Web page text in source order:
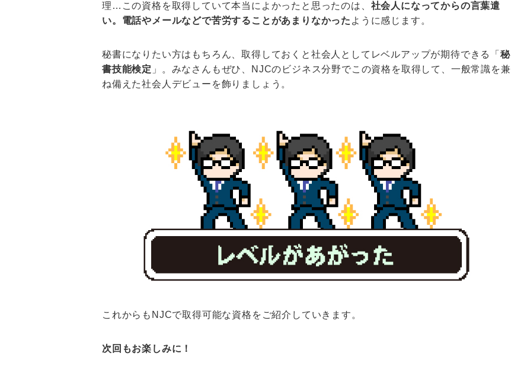
理…この資格を取得していて本当によかったと思ったのは、 社会人になってからの言葉遣
い。電話やメールなどで苦労することがあまりなかった ように感じます。
秘書になりたい方はもちろん、取得しておくと社会人としてレベルアップが期待できる「 秘
書技能検定 」。みなさんもぜひ、NJCのビジネス分野でこの資格を取得して、一般常識を兼
ね備えた社会人デビューを飾りましょう。
これからもNJCで取得可能な資格をご紹介していきます。
次回もお楽しみに！